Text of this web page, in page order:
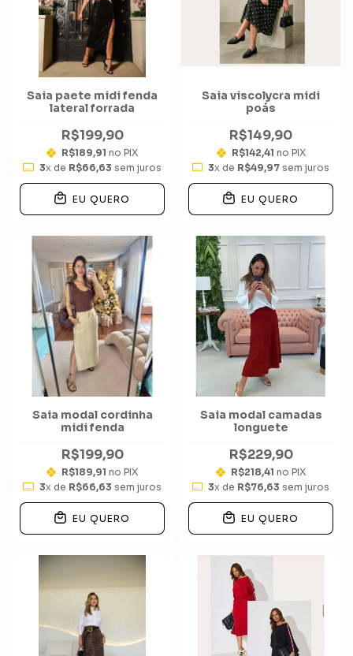
Saia paete midi fenda
lateral forrada
R$199,90
R$189,91 no PIX
3x de R$66,63 sem juros
EU QUERO
Saia viscolycra midi
poás
R$149,90
R$142,41 no PIX
3x de R$49,97 sem juros
EU QUERO
Saia modal cordinha
midi fenda
R$199,90
R$189,91 no PIX
3x de R$66,63 sem juros
EU QUERO
Saia modal camadas
longuete
R$229,90
R$218,41 no PIX
3x de R$76,63 sem juros
EU QUERO